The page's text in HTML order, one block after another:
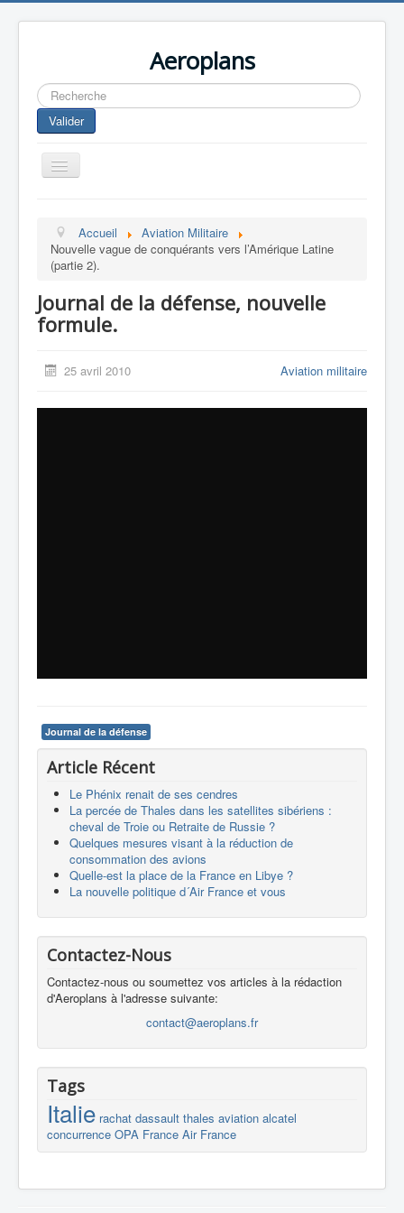
Aeroplans
Rechercher
Valider
Toggle
Navigation
Aviation Commerciale
Aviation d'Affaire
Aviation Militaire
Europespace
Drones
Accueil
Aviation Militaire
Nouvelle vague de conquérants vers l’Amérique Latine
(partie 2).
Journal de la défense, nouvelle
formule.
25 avril 2010 Aviation militaire
Journal de la défense
Article Récent
Le Phénix renait de ses cendres
La percée de Thales dans les satellites sibériens :
cheval de Troie ou Retraite de Russie ?
Quelques mesures visant à la réduction de
consommation des avions
Quelle-est la place de la France en Libye ?
La nouvelle politique d´Air France et vous
Contactez-Nous
Contactez-nous ou soumettez vos articles à la rédaction
d'Aeroplans à l'adresse suivante:
contact@aeroplans.fr
Tags
Italie rachat dassault thales aviation alcatel
concurrence OPA France Air France